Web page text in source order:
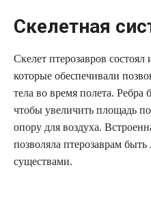
Скелетная
Скелет птерозавров
которые обеспечивали
тела во время полета.
чтобы увеличить площадь
опору для воздуха.
позволяла птерозаврам
существами.